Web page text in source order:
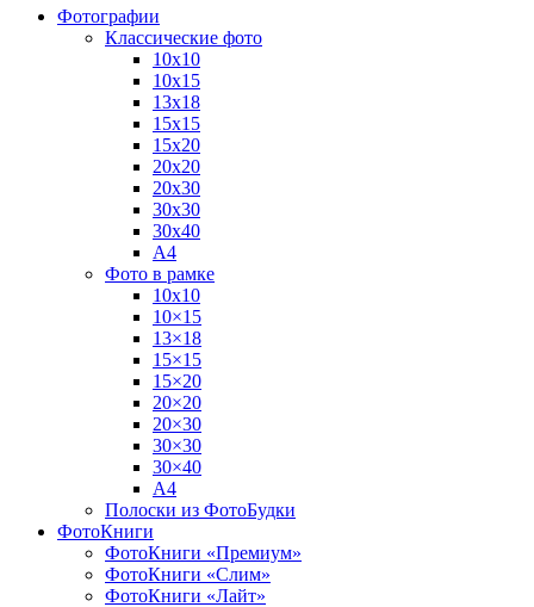
Фотографии
Классические фото
10х10
10х15
13х18
15х15
15х20
20х20
20х30
30х30
30х40
А4
Фото в рамке
10х10
10×15
13×18
15×15
15×20
20×20
20×30
30×30
30×40
A4
Полоски из ФотоБудки
ФотоКниги
ФотоКниги «Премиум»
ФотоКниги «Слим»
ФотоКниги «Лайт»